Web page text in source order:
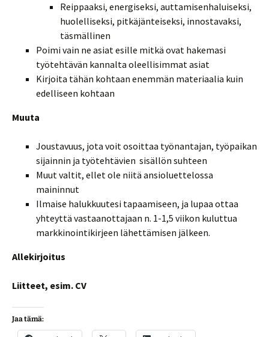
Reippaaksi, energiseksi, auttamisenhaluiseksi,
huolelliseksi, pitkäjänteiseksi, innostavaksi,
täsmällinen
Poimi vain ne asiat esille mitkä ovat hakemasi
työtehtävän kannalta oleellisimmat asiat
Kirjoita tähän kohtaan enemmän materiaalia kuin
edelliseen kohtaan
Muuta
Joustavuus, jota voit osoittaa työnantajan, työpaikan
sijainnin ja työtehtävien sisällön suhteen
Muut valtit, ellet ole niitä ansioluettelossa
maininnut
Ilmaise halukkuutesi tapaamiseen, ja lupaa ottaa
yhteyttä vastaanottajaan n. 1-1,5 viikon kuluttua
markkinointikirjeen lähettämisen jälkeen.
Allekirjoitus
Liitteet, esim. CV
Jaa tämä: